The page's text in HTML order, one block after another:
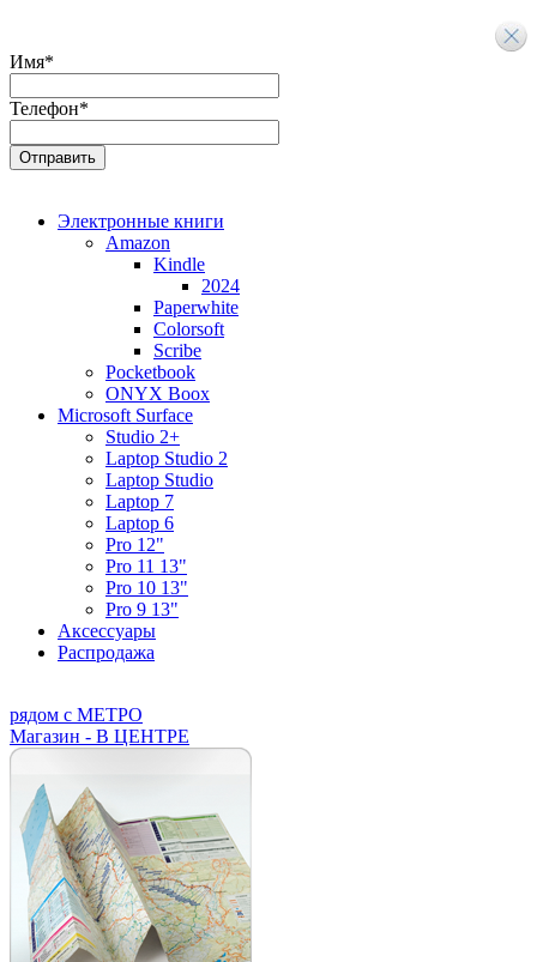
Имя*
Телефон*
Электронные книги
Amazon
Kindle
2024
Paperwhite
Colorsoft
Scribe
Pocketbook
ONYX Boox
Microsoft Surface
Studio 2+
Laptop Studio 2
Laptop Studio
Laptop 7
Laptop 6
Pro 12"
Pro 11 13"
Pro 10 13"
Pro 9 13"
Аксессуары
Распродажа
рядом с МЕТРО
Магазин - В ЦЕНТРЕ